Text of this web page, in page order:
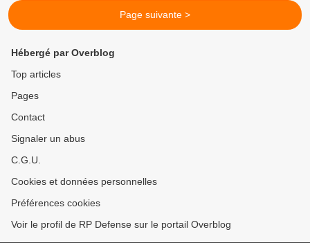
Page suivante >
Hébergé par Overblog
Top articles
Pages
Contact
Signaler un abus
C.G.U.
Cookies et données personnelles
Préférences cookies
Voir le profil de RP Defense sur le portail Overblog